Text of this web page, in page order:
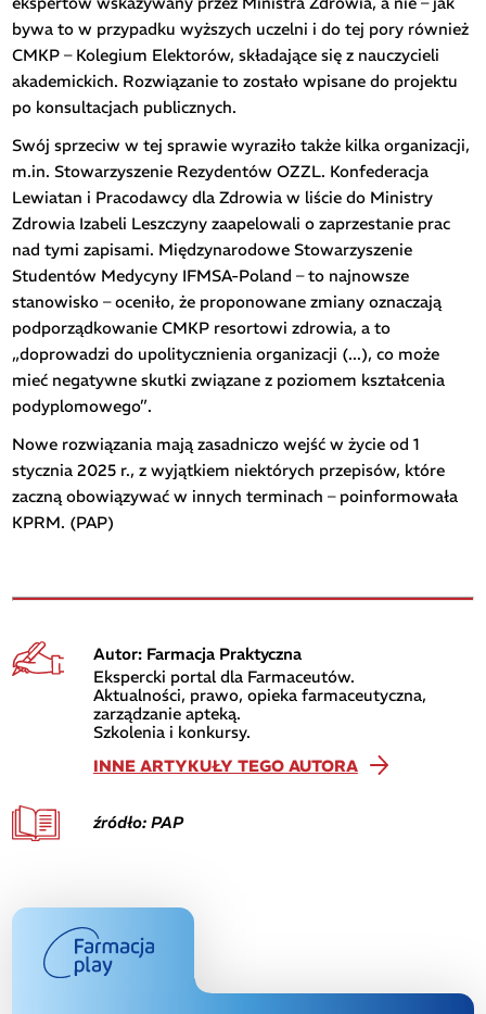
bywa to w przypadku wyższych uczelni i do tej pory również
CMKP – Kolegium Elektorów, składające się z nauczycieli
akademickich. Rozwiązanie to zostało wpisane do projektu
po konsultacjach publicznych.
Swój sprzeciw w tej sprawie wyraziło także kilka organizacji,
m.in. Stowarzyszenie Rezydentów OZZL. Konfederacja
Lewiatan i Pracodawcy dla Zdrowia w liście do Ministry
Zdrowia Izabeli Leszczyny zaapelowali o zaprzestanie prac
nad tymi zapisami. Międzynarodowe Stowarzyszenie
Studentów Medycyny IFMSA-Poland – to najnowsze
stanowisko – oceniło, że proponowane zmiany oznaczają
podporządkowanie CMKP resortowi zdrowia, a to
„doprowadzi do upolitycznienia organizacji (...), co może
mieć negatywne skutki związane z poziomem kształcenia
podyplomowego”.
Nowe rozwiązania mają zasadniczo wejść w życie od 1
stycznia 2025 r., z wyjątkiem niektórych przepisów, które
zaczną obowiązywać w innych terminach – poinformowała
KPRM. (PAP)
Autor: Farmacja Praktyczna
Ekspercki portal dla Farmaceutów.
Aktualności, prawo, opieka farmaceutyczna,
zarządzanie apteką.
Szkolenia i konkursy.
INNE ARTYKUŁY TEGO AUTORA
źródło: PAP